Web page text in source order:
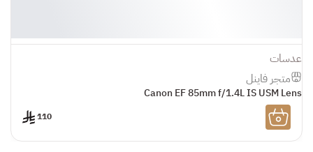
عدسات
متجر فاينل
Canon EF 85mm f/1.4L IS USM Lens
110